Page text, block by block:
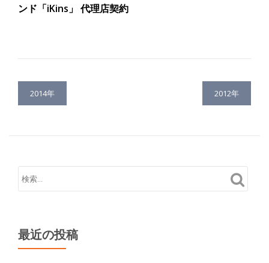
ンド「iKins」 代理店契約
2014年 2012年
最近の投稿